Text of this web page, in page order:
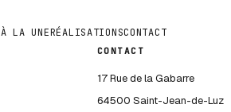
À LA UNERÉALISATIONSCONTACT
CONTACT
17 Rue de la Gabarre
64500 Saint-Jean-de-Luz